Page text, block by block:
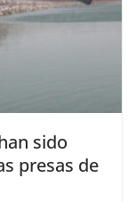
sido
presas de